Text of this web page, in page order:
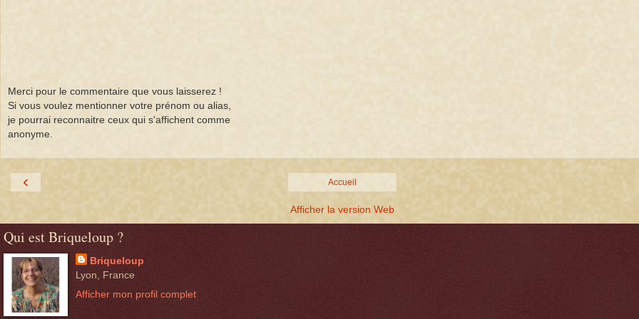
Merci pour le commentaire que vous laisserez !
Si vous voulez mentionner votre prénom ou alias,
je pourrai reconnaitre ceux qui s'affichent comme
anonyme.
‹ Accueil
Afficher la version Web
Qui est Briqueloup ?
Briqueloup
Lyon, France
Afficher mon profil complet